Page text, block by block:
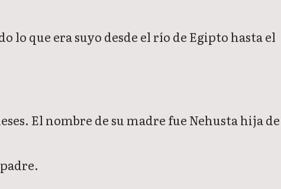
lo que era suyo desde el río de Egipto hasta el
El nombre de su madre fue Nehusta hija de